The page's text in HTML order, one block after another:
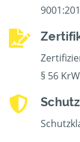
§ 56